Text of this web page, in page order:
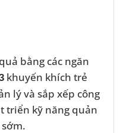
bằng các ngăn
khuyến khích trẻ
lý và sắp xếp công
triển kỹ năng quản